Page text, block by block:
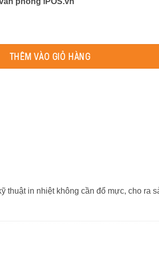
iTP3350 số lượng
THÊM VÀO GIỎ HÀNG
thuật in nhiệt không cần đổ mực, cho ra